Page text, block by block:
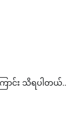
ောင်း သိရပါတယ်..